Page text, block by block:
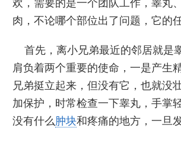
欢，需要的是一个团队工作，睾丸
肉，不论哪个部位出了问题，它的
首先，离小兄弟最近的邻居就是
肩负着两个重要的使命，一是产生
兄弟挺立起来，但没有它，也就没
加保护，时常检查一下睾丸，手掌
没有什么肿块和疼痛的地方，一旦